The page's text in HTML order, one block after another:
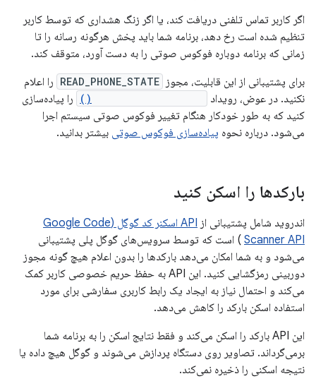
اگر کاربر تماس تلفنی دریافت کند، یا اگر زنگ هشداری که توسط کاربر
تنظیم شده است رخ دهد، برنامه شما باید پخش هرگونه رسانه را تا
زمانی که برنامه دوباره فوکوس صوتی را به دست آورد، متوقف کند.
برای پشتیبانی از این قابلیت، مجوز READ_PHONE_STATE را اعلام
نکنید. در عوض، رویداد
را پیاده‌سازی
کنید که به طور خودکار هنگام تغییر فوکوس صوتی سیستم اجرا
می‌شود. درباره نحوه پیاده‌سازی فوکوس صوتی بیشتر بدانید.
بارکدها را اسکن کنید
اندروید شامل پشتیبانی از
API اسکنر کد گوگل (Google Code
Scanner API ) است که توسط سرویس‌های گوگل پلی پشتیبانی
می‌شود و به شما امکان می‌دهد بارکدها را بدون اعلام هیچ گونه مجوز
دوربینی رمزگشایی کنید. این API به حفظ حریم خصوصی کاربر کمک
می‌کند و احتمال نیاز به ایجاد یک رابط کاربری سفارشی برای مورد
استفاده اسکن بارکد را کاهش می‌دهد.
این API بارکد را اسکن می‌کند و فقط نتایج اسکن را به برنامه شما
برمی‌گرداند. تصاویر روی دستگاه پردازش می‌شوند و گوگل هیچ داده یا
نتیجه اسکنی را ذخیره نمی‌کند.